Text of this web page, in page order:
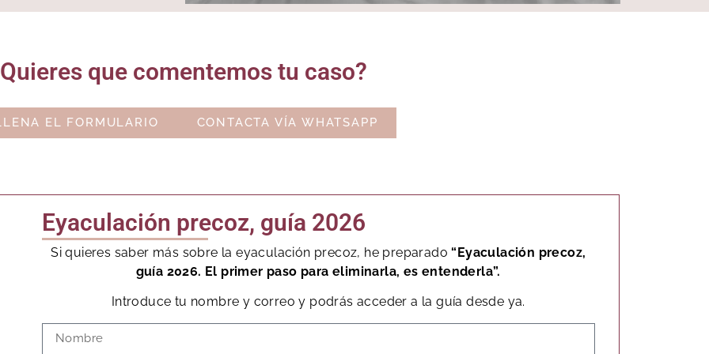
que comentemos tu caso?
EL FORMULARIO CONTACTA VÍA WHATSAPP
Eyaculación precoz, guía 2026
Si quieres saber más sobre la eyaculación precoz, he preparado“Eyaculación precoz,
guía 2026. El primer paso para eliminarla, es entenderla”.
Introduce tu nombre y correo y podrás acceder a la guía desde ya.